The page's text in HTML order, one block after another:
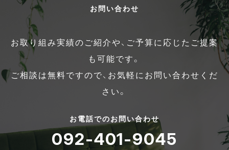
お問い合わせ
お取り組み実績のご紹介や、ご予算に応じたご提案
も可能です。
ご相談は無料ですので、お気軽にお問い合わせくだ
さい。
お電話でのお問い合わせ
092-401-9045